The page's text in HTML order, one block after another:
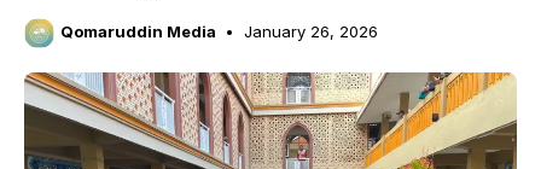
Qomaruddin Media January 26, 2026